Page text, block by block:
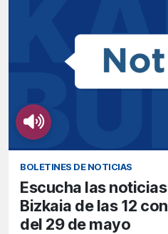
BOLETINES DE NOTICIAS
Escucha las
Bizkaia de las 12
del 29 de mayo